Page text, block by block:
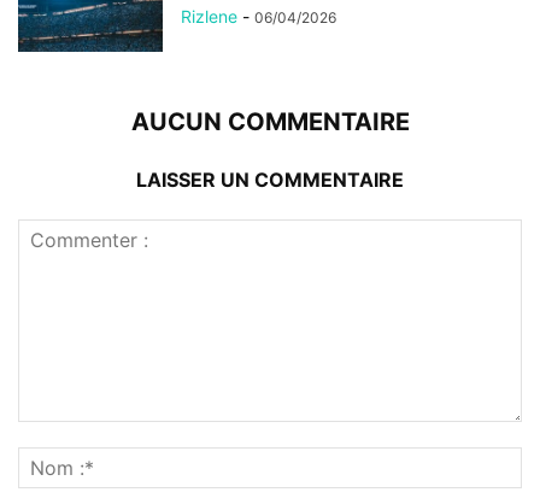
Rizlene - 06/04/2026
AUCUN COMMENTAIRE
LAISSER UN COMMENTAIRE